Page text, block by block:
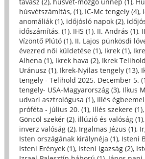
húsvétszámítás, (1), IC-Mc tengely (4),
anomáliák (1), időjósló napok (2),
időszámítás, (1), IHS (1), II. András (1),
Vízöntő Plútó (1), II. Lajos pünkösdi
évezred női küldetése (1), Ikrek (1),
Alhena (1), Ikrek hava (2), Ikrek
Uránusz (1), Ikrek-Nyilas tengely (13),
tengely - Telihold 2025. December 5.
tengely- USA-Magyarország (3), Ilkus
udvari asztrológusa (1), Illés
próféta - július 20. (1), Illés szekere (1),
Göncöl szekér (2), illúzió és valóság (1),
inverz valóság (2), Irgalmas Jézus (1),
Isten országának királynéja (1), Isteni
Isteni Erények (1), Isteni Igazság (2),